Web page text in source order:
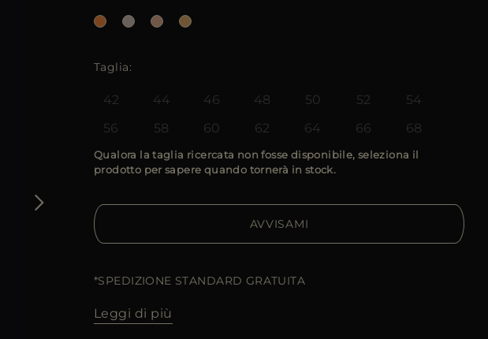
Taglia
42 44 46 48 50 52
54
56
58 60 62 64 66 68
Qualora la taglia ricercata non fosse disponibile, seleziona il
prodotto per sapere quando tornerà in stock.
AVVISAMI
*SPEDIZIONE STANDARD GRATUITA
Leggi di più